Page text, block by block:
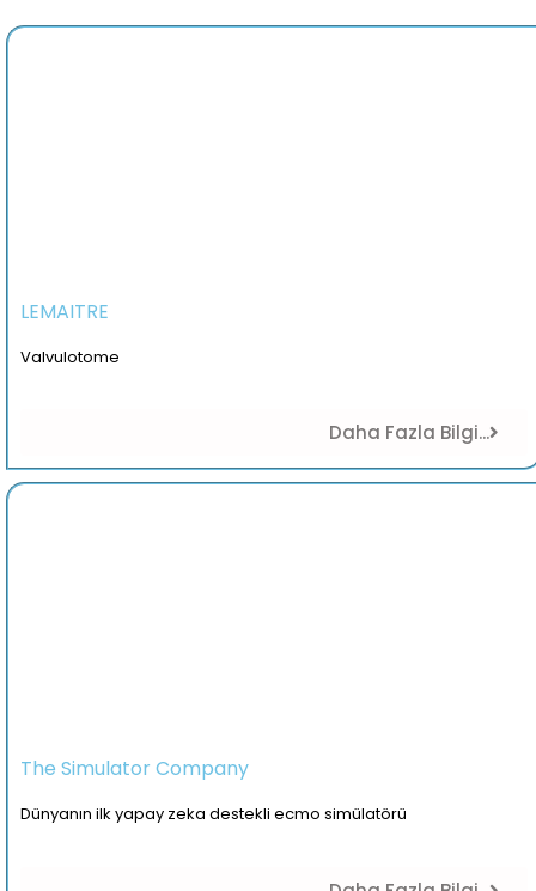
LEMAITRE
Valvulotome
Daha Fazla Bilgi...
The Simulator Company​
Dünyanın ilk yapay zeka destekli ecmo simülatörü